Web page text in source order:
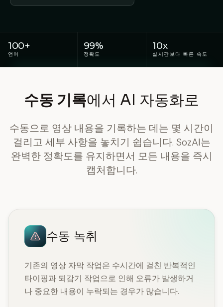
100+
언어
99%
정확도
10x
실시간보다 빠른 속도
수동 기록에서 AI 자동화로
수동으로 영상 내용을 기록하는 데는 몇 시간이
걸리고 세부 사항을 놓치기 쉽습니다. SozAI는
완벽한 정확도를 유지하면서 모든 내용을 즉시
캡처합니다.
수동 녹취
기존의 영상 자막 작업은 수시간에 걸친 반복적인
타이핑과 되감기 작업으로 인해 오류가 발생하거
나 중요한 내용이 누락되는 경우가 많습니다.